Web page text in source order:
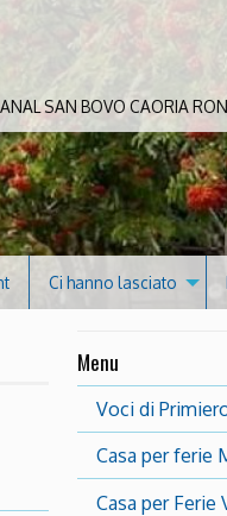
SAN BOVO CAORIA
Ci hanno lasciato
Menu
Voci di
Casa per ferie
Casa per Ferie